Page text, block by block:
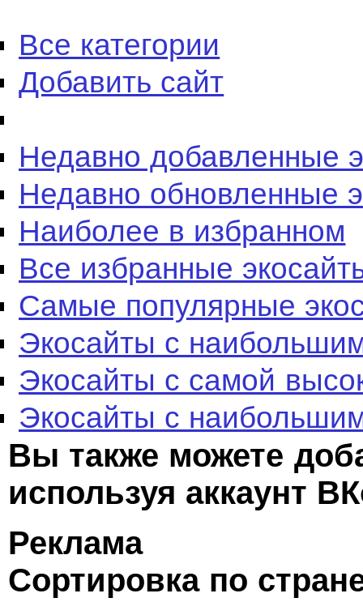
Все категории
Добавить сайт
Недавно добавленные
Недавно обновленные
Наиболее в избранном
Все избранные
Самые популярные
Экосайты с
Экосайты с самой
Экосайты с
Вы также можете
используя аккаунт
Реклама
Сортировка по